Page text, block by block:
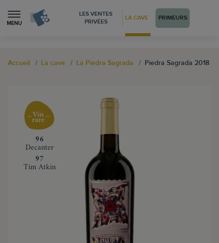
MENU
LES VENTES
PRIVÉES
LA CAVE PRIMEURS
Accueil La cave La Piedra Sagrada Piedra Sagrada 2018
‍96
Decanter
‍97
Tim Atkin